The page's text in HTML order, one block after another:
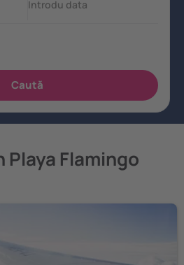
Playa Flamingo